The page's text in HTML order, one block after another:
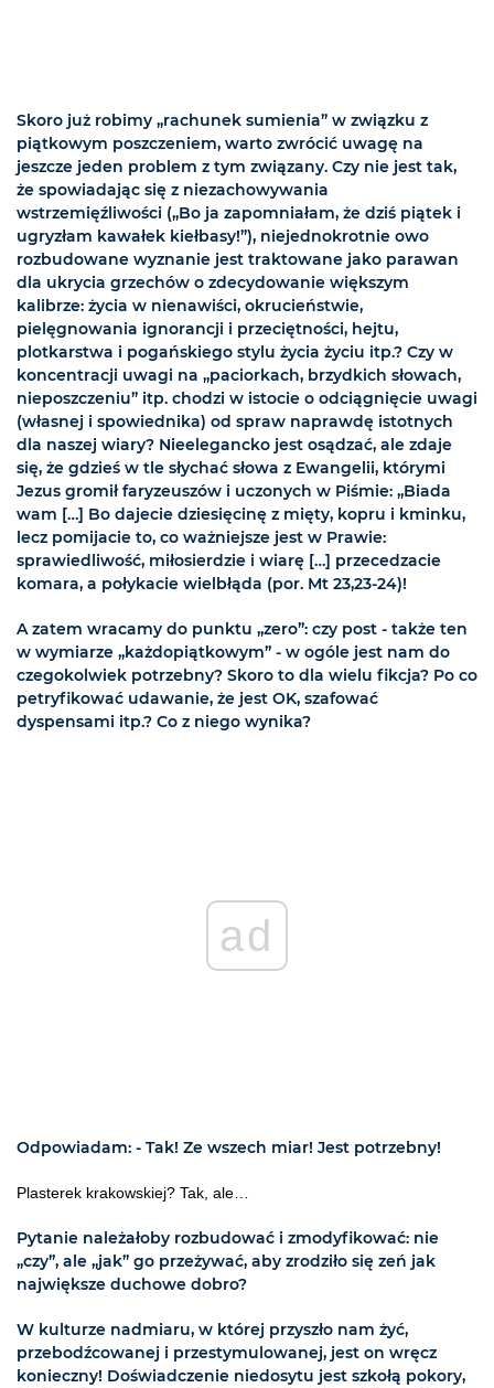
Skoro już robimy „rachunek sumienia” w związku z
piątkowym poszczeniem, warto zwrócić uwagę na
jeszcze jeden problem z tym związany. Czy nie jest tak,
że spowiadając się z niezachowywania
wstrzemięźliwości („Bo ja zapomniałam, że dziś piątek i
ugryzłam kawałek kiełbasy!”), niejednokrotnie owo
rozbudowane wyznanie jest traktowane jako parawan
dla ukrycia grzechów o zdecydowanie większym
kalibrze: życia w nienawiści, okrucieństwie,
pielęgnowania ignorancji i przeciętności, hejtu,
plotkarstwa i pogańskiego stylu życia życiu itp.? Czy w
koncentracji uwagi na „paciorkach, brzydkich słowach,
nieposzczeniu” itp. chodzi w istocie o odciągnięcie uwagi
(własnej i spowiednika) od spraw naprawdę istotnych
dla naszej wiary? Nieelegancko jest osądzać, ale zdaje
się, że gdzieś w tle słychać słowa z Ewangelii, którymi
Jezus gromił faryzeuszów i uczonych w Piśmie: „Biada
wam […] Bo dajecie dziesięcinę z mięty, kopru i kminku,
lecz pomijacie to, co ważniejsze jest w Prawie:
sprawiedliwość, miłosierdzie i wiarę […] przecedzacie
komara, a połykacie wielbłąda (por. Mt 23,23-24)!
A zatem wracamy do punktu „zero”: czy post - także ten
w wymiarze „każdopiątkowym” - w ogóle jest nam do
czegokolwiek potrzebny? Skoro to dla wielu fikcja? Po co
petryfikować udawanie, że jest OK, szafować
dyspensami itp.? Co z niego wynika?
ad
Odpowiadam: - Tak! Ze wszech miar! Jest potrzebny!
Plasterek krakowskiej? Tak, ale…
Pytanie należałoby rozbudować i zmodyfikować: nie
„czy”, ale „jak” go przeżywać, aby zrodziło się zeń jak
największe duchowe dobro?
W kulturze nadmiaru, w której przyszło nam żyć,
przebodźcowanej i przestymulowanej, jest on wręcz
konieczny! Doświadczenie niedosytu jest szkołą pokory,